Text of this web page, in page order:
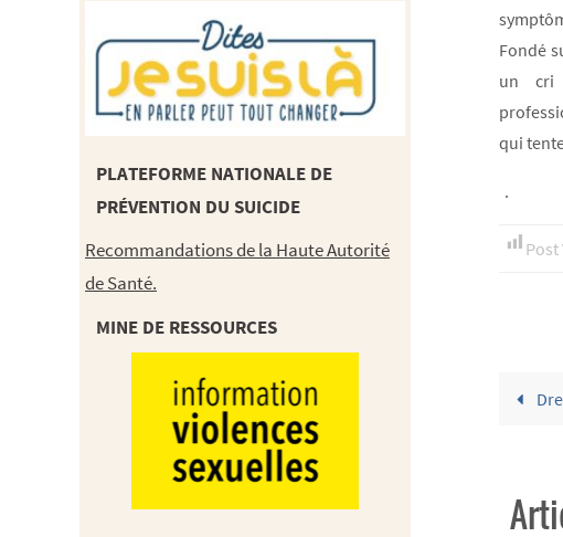
Fondé
un cri
qui
.
Post
PLATEFORME NATIONALE DE
PRÉVENTION DU SUICIDE
Recommandations de la Haute Autorité
de Santé.
MINE DE RESSOURCES